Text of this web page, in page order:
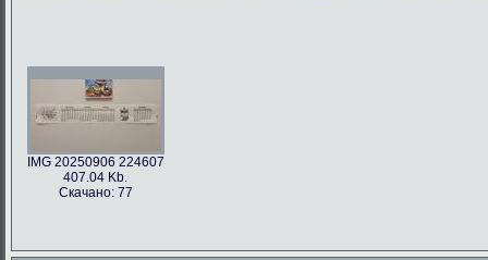
IMG 20250906 224607
407.04 Kb.
Скачано: 77